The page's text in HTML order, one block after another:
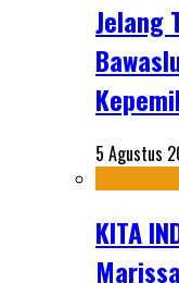
Jelang
5 Agustus
KITA